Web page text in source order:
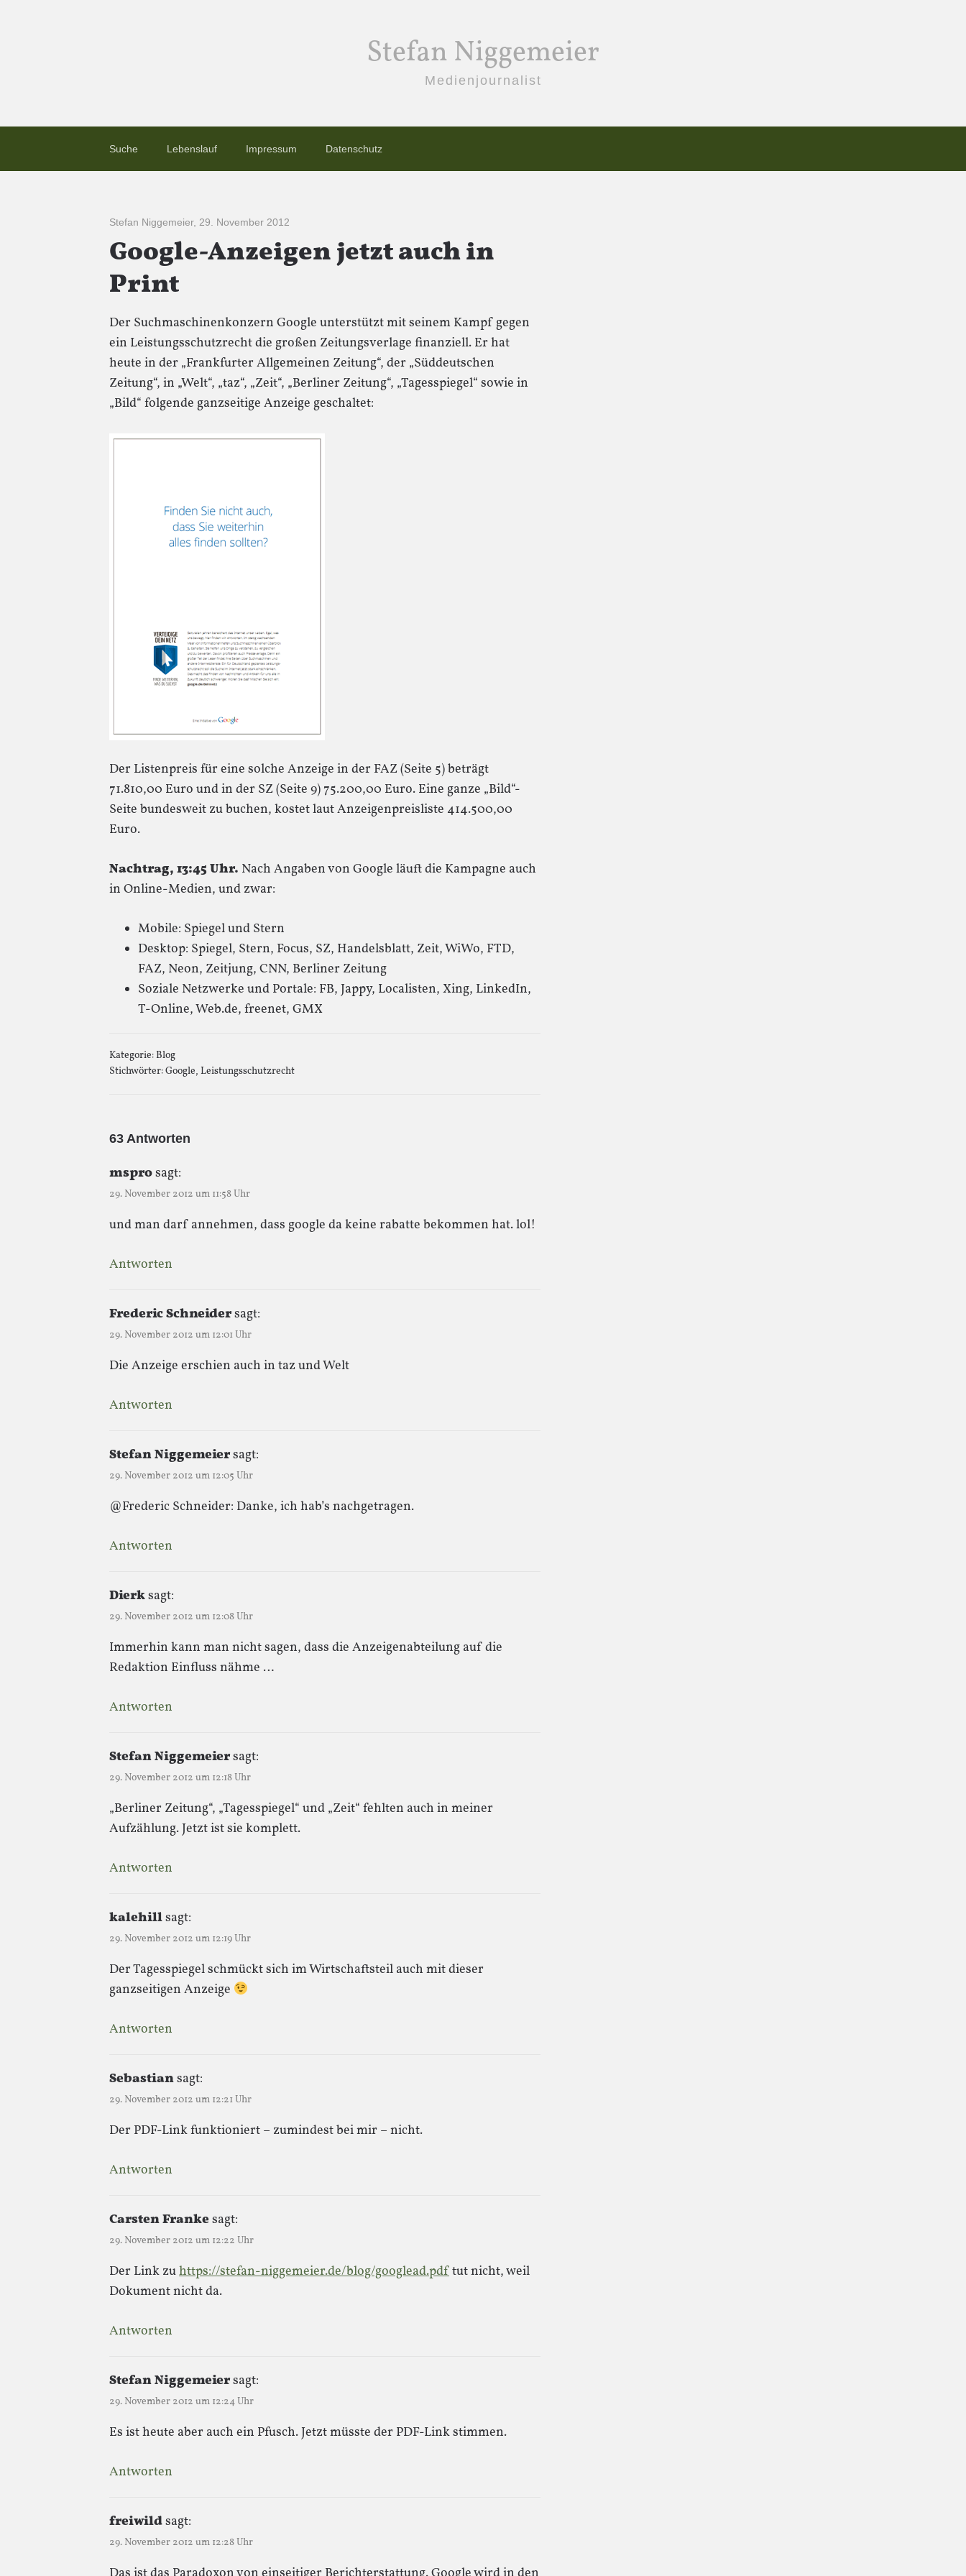
Stefan Niggemeier
Medienjournalist
Suche Lebenslauf Impressum Datenschutz
Stefan Niggemeier, 29. November 2012
Google-Anzeigen jetzt auch in
Print
Der Suchmaschinenkonzern Google unterstützt mit seinem Kampf gegen
ein Leistungsschutzrecht die großen Zeitungsverlage finanziell. Er hat
heute in der „Frankfurter Allgemeinen Zeitung“, der „Süddeutschen
Zeitung“, in „Welt“, „taz“, „Zeit“, „Berliner Zeitung“, „Tagesspiegel“ sowie in
„Bild“ folgende ganzseitige Anzeige geschaltet:
Der Listenpreis für eine solche Anzeige in der FAZ (Seite 5) beträgt
71.810,00 Euro und in der SZ (Seite 9) 75.200,00 Euro. Eine ganze „Bild“-
Seite bundesweit zu buchen, kostet laut Anzeigenpreisliste 414.500,00
Euro.
Nachtrag, 13:45 Uhr. Nach Angaben von Google läuft die Kampagne auch
in Online-Medien, und zwar:
Mobile: Spiegel und Stern
Desktop: Spiegel, Stern, Focus, SZ, Handelsblatt, Zeit, WiWo, FTD,
FAZ, Neon, Zeitjung, CNN, Berliner Zeitung
Soziale Netzwerke und Portale: FB, Jappy, Localisten, Xing, LinkedIn,
T-Online, Web.de, freenet, GMX
Kategorie:Blog
Stichwörter:Google, Leistungsschutzrecht
63 Antworten
msprosagt:
29. November 2012 um 11:58 Uhr
und man darf annehmen, dass google da keine rabatte bekommen hat. lol!
Antworten
Frederic Schneidersagt:
29. November 2012 um 12:01 Uhr
Die Anzeige erschien auch in taz und Welt
Antworten
Stefan Niggemeiersagt:
29. November 2012 um 12:05 Uhr
@Frederic Schneider: Danke, ich hab’s nachgetragen.
Antworten
Dierksagt:
29. November 2012 um 12:08 Uhr
Immerhin kann man nicht sagen, dass die Anzeigenabteilung auf die
Redaktion Einfluss nähme …
Antworten
Stefan Niggemeiersagt:
29. November 2012 um 12:18 Uhr
„Berliner Zeitung“, „Tagesspiegel“ und „Zeit“ fehlten auch in meiner
Aufzählung. Jetzt ist sie komplett.
Antworten
kalehillsagt:
29. November 2012 um 12:19 Uhr
Der Tagesspiegel schmückt sich im Wirtschaftsteil auch mit dieser
ganzseitigen Anzeige
Antworten
Sebastiansagt:
29. November 2012 um 12:21 Uhr
Der PDF-Link funktioniert – zumindest bei mir – nicht.
Antworten
Carsten Frankesagt:
29. November 2012 um 12:22 Uhr
Der Link zuhttps://stefan-niggemeier.de/blog/googlead.pdftut nicht, weil
Dokument nicht da.
Antworten
Stefan Niggemeiersagt:
29. November 2012 um 12:24 Uhr
Es ist heute aber auch ein Pfusch. Jetzt müsste der PDF-Link stimmen.
Antworten
freiwildsagt:
29. November 2012 um 12:28 Uhr